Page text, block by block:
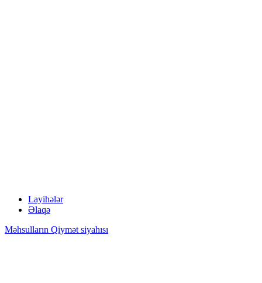
Layihələr
Əlaqə
Məhsulların Qiymət siyahısı